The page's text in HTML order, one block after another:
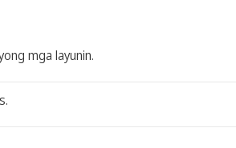
mga layunin.